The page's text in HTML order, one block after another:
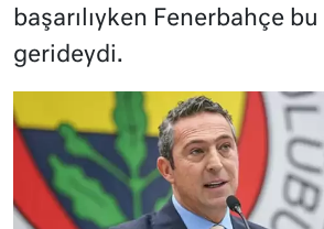
başarılıyken Fenerbahçe
gerideydi.